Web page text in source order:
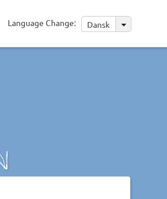
Language Change: Dansk